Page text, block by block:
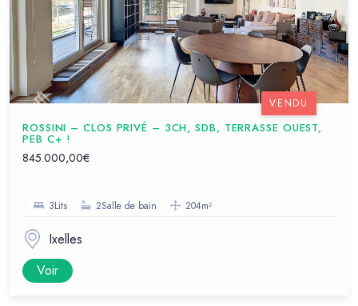
ROSSINI – CLOS PRIVÉ – 3CH, SDB, TERRASSE OUEST,
PEB C+ !
845.000,00€
3Lits 2Salle de bain 204m²
Ixelles
Voir
VENDU